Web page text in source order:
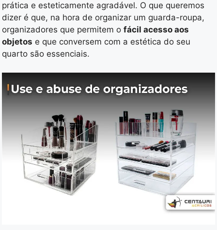
prática e esteticamente agradável. O que queremos
dizer é que, na hora de organizar um guarda-roupa,
organizadores que permitem o fácil acesso aos
objetos e que conversem com a estética do seu
quarto são essenciais.